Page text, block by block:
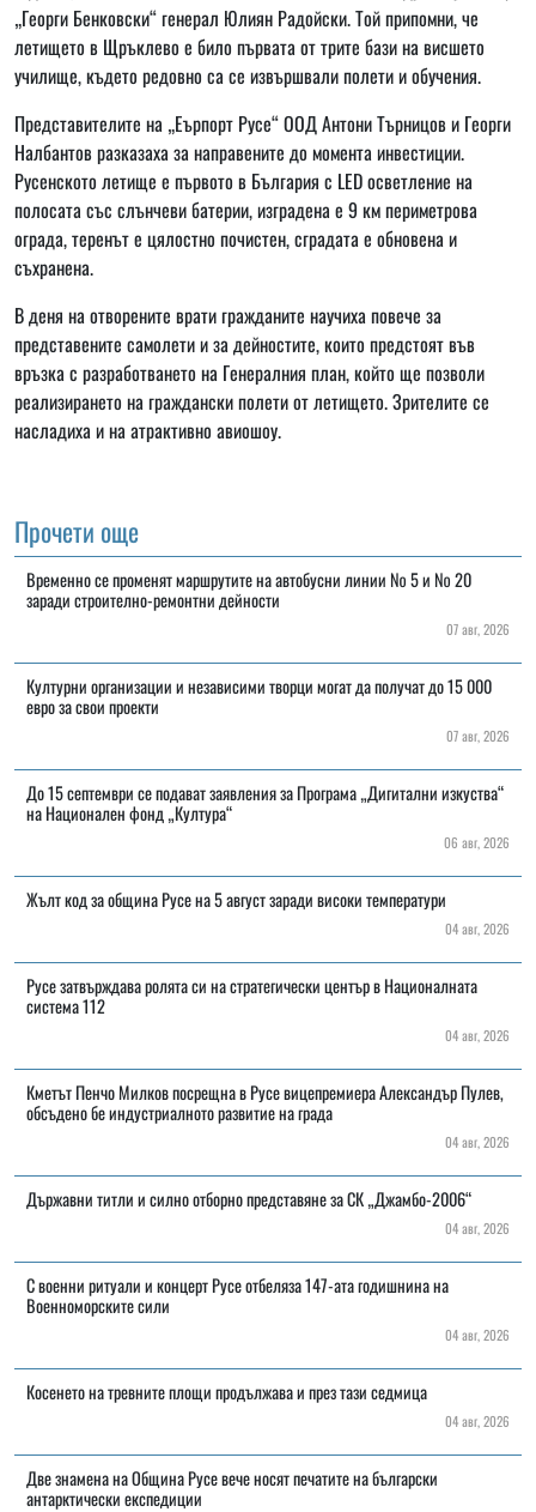
„Георги Бенковски“ генерал Юлиян Радойски. Той припомни, че
летището в Щръклево е било първата от трите бази на висшето
училище, където редовно са се извършвали полети и обучения.
Представителите на „Еърпорт Русе“ ООД Антони Търницов и Георги
Налбантов разказаха за направените до момента инвестиции.
Русенското летище е първото в България с LED осветление на
полосата със слънчеви батерии, изградена е 9 км периметрова
ограда, теренът е цялостно почистен, сградата е обновена и
съхранена.
В деня на отворените врати гражданите научиха повече за
представените самолети и за дейностите, които предстоят във
връзка с разработването на Генералния план, който ще позволи
реализирането на граждански полети от летището. Зрителите се
насладиха и на атрактивно авиошоу.
Прочети още
Временно се променят маршрутите на автобусни линии № 5 и № 20
заради строително-ремонтни дейности
07 авг, 2026
Културни организации и независими творци могат да получат до 15 000
евро за свои проекти
07 авг, 2026
До 15 септември се подават заявления за Програма „Дигитални изкуства“
на Национален фонд „Култура“
06 авг, 2026
Жълт код за община Русе на 5 август заради високи температури
04 авг, 2026
Русе затвърждава ролята си на стратегически център в Националната
система 112
04 авг, 2026
Кметът Пенчо Милков посрещна в Русе вицепремиера Александър Пулев,
обсъдено бе индустриалното развитие на града
04 авг, 2026
Държавни титли и силно отборно представяне за СК „Джамбо-2006“
04 авг, 2026
С военни ритуали и концерт Русе отбеляза 147-ата годишнина на
Военноморските сили
04 авг, 2026
Косенето на тревните площи продължава и през тази седмица
04 авг, 2026
Две знамена на Община Русе вече носят печатите на български
антарктически експедиции